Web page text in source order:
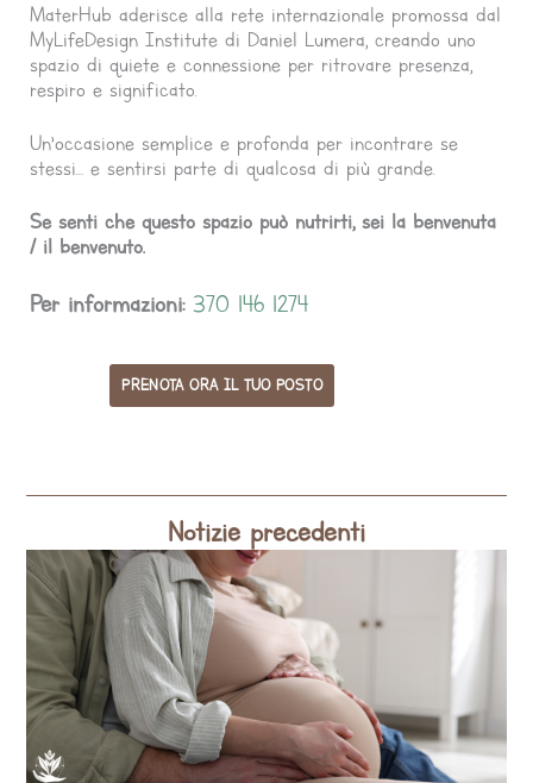
MaterHub aderisce alla rete internazionale promossa dal
MyLifeDesign Institute di Daniel Lumera, creando uno
spazio di quiete e connessione per ritrovare presenza,
respiro e significato.
Un’occasione semplice e profonda per incontrare se
stessi… e sentirsi parte di qualcosa di più grande.
Se senti che questo spazio può nutrirti, sei la benvenuta
/ il benvenuto.
Per informazioni: 370 146 1274
PRENOTA ORA IL TUO POSTO
Notizie precedenti